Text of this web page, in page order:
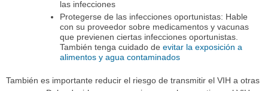
las infecciones
Protegerse de las infecciones oportunistas: Hable
con su proveedor sobre medicamentos y vacunas
que previenen ciertas infecciones oportunistas.
También tenga cuidado de evitar la exposición a
alimentos y agua contaminados
También es importante reducir el riesgo de transmitir el VIH a otras